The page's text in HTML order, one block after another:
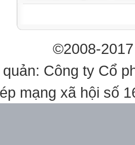
©2008-
Công ty Cổ
mạng xã hội số